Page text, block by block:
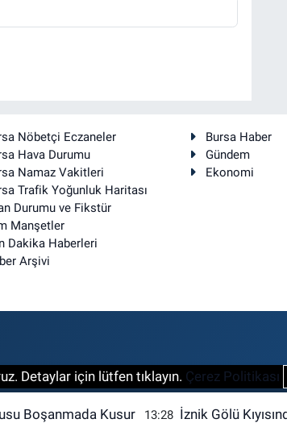
Nöbetçi Eczaneler
Hava Durumu
Namaz Vakitleri
Trafik Yoğunluk Haritası
Durumu ve Fikstür
Manşetler
Dakika Haberleri
Arşivi
Bursa Haber
Gündem
Ekonomi
Detaylar için lütfen tıklayın. Çerez Politikası
Boşanmada Kusur
13:28 İznik Gölü